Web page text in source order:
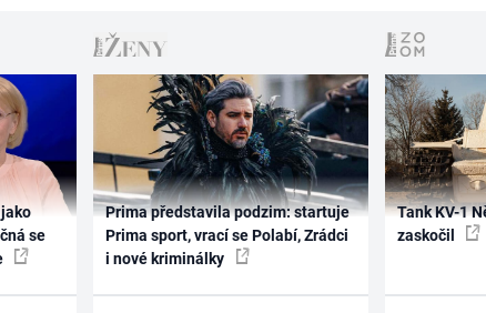
se
Prima představila podzim: startuje
Prima sport, vrací se Polabí, Zrádci
i nové kriminálky
Tank KV-1
zaskočil